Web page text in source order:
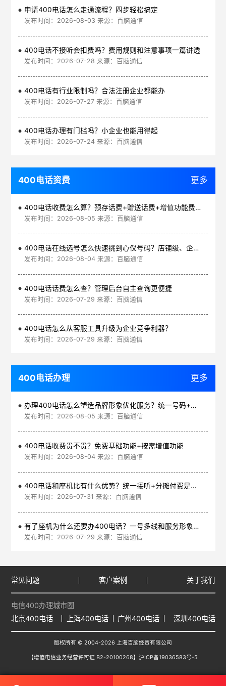
申请400电话怎么走通流程？四步轻松搞定
发布时间：2026-08-03 来源：百脑通信
400电话不接听会扣费吗？费用规则和注意事项一篇讲透
发布时间：2026-07-28 来源：百脑通信
400电话有行业限制吗？合法注册企业都能办
发布时间：2026-07-27 来源：百脑通信
400电话办理有门槛吗？小企业也能用得起
发布时间：2026-07-24 来源：百脑通信
400电话资费 更多
400电话收费怎么算？预存话费+赠送话费+增值功能费透明实惠
发布时间：2026-08-05 来源：百脑通信
400电话在线选号怎么快速挑到心仪号码？店铺级、企业级、集团级一次看清
发布时间：2026-08-04 来源：百脑通信
400电话话费怎么查？管理后台自主查询更便捷
发布时间：2026-07-29 来源：百脑通信
400电话怎么从客服工具升级为企业竞争利器？
发布时间：2026-07-29 来源：百脑通信
400电话办理 更多
办理400电话怎么塑造品牌形象优化服务？统一号码+智能管理平台
发布时间：2026-08-05 来源：百脑通信
400电话收费贵不贵？免费基础功能+按需增值功能
发布时间：2026-08-04 来源：百脑通信
400电话和座机比有什么优势？统一接听+分摊付费是核心
发布时间：2026-07-31 来源：百脑通信
有了座机为什么还要办400电话？一号多线和服务形象是核心
发布时间：2026-07-29 来源：百脑通信
常见问题 客户案例 关于我们
电信400办理城市圈
北京400电话
上海400电话 广州400电话 深圳400电话
版权所有 © 2004-2026 上海百脑经贸有限公司
【增值电信业务经营许可证 B2-20100268】 沪ICP备19036583号-5